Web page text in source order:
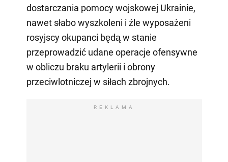
dostarczania pomocy wojskowej Ukrainie,
nawet słabo wyszkoleni i źle wyposażeni
rosyjscy okupanci będą w stanie
przeprowadzić udane operacje ofensywne
w obliczu braku artylerii i obrony
przeciwlotniczej w siłach zbrojnych.
REKLAMA